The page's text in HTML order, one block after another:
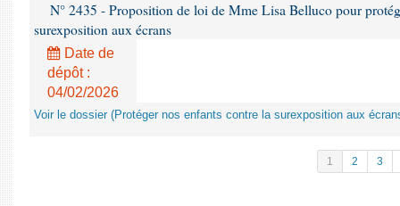
N° 2435 - Proposition de loi de Mme Lisa Belluco pour
surexposition aux écrans
Date de
dépôt :
04/02/2026
Voir le dossier (Protéger nos enfants contre la surexposition aux
1 2 3